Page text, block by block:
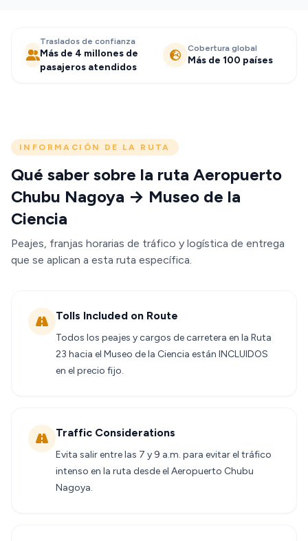
Traslados de confianza
Más de 4 millones de
pasajeros atendidos
Cobertura global
Más de 100 países
INFORMACIÓN DE LA RUTA
Qué saber sobre la ruta Aeropuerto
Chubu Nagoya → Museo de la
Ciencia
Peajes, franjas horarias de tráfico y logística de entrega
que se aplican a esta ruta específica.
Tolls Included on Route
Todos los peajes y cargos de carretera en la Ruta
23 hacia el Museo de la Ciencia están INCLUIDOS
en el precio fijo.
Traffic Considerations
Evita salir entre las 7 y 9 a.m. para evitar el tráfico
intenso en la ruta desde el Aeropuerto Chubu
Nagoya.